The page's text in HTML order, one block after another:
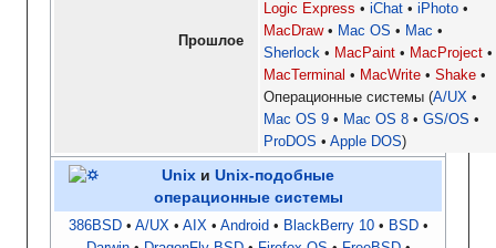
Прошлое
Logic Express
iChat
iPhoto
MacDraw
Mac OS
Mac
Sherlock
MacPaint
MacProject
MacTerminal
MacWrite
Shake
Операционные системы A/UX
Mac OS 9
Mac OS 8
GS/OS
ProDOS
Apple DOS
Unix и Unix-подобные
операционные системы
386BSD A/UX AIX Android BlackBerry 10
BSD